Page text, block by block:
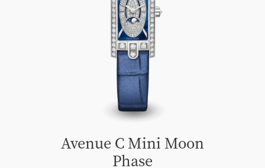
Avenue C Mini Moon
Phase